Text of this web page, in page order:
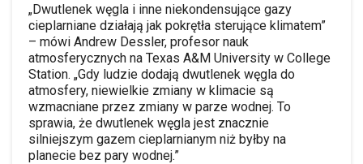
„Dwutlenek węgla i inne niekondensujące gazy
cieplarniane działają jak pokrętła sterujące klimatem”
– mówi Andrew Dessler, profesor nauk
atmosferycznych na Texas A&M University w College
Station. „Gdy ludzie dodają dwutlenek węgla do
atmosfery, niewielkie zmiany w klimacie są
wzmacniane przez zmiany w parze wodnej. To
sprawia, że dwutlenek węgla jest znacznie
silniejszym gazem cieplarnianym niż byłby na
planecie bez pary wodnej.”